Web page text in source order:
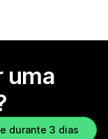
uma
durante 3 dias